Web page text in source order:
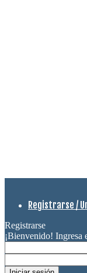
Registrarse /
Registrarse
¡Bienvenido! Ingresa